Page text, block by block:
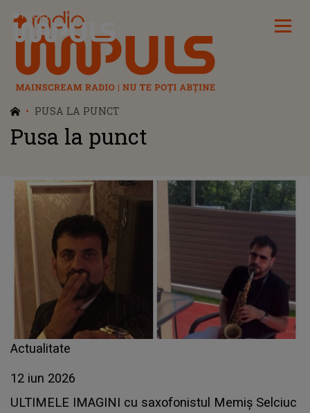
Radio Impuls
PUSA LA PUNCT
Pusa la punct
Actualitate
12 iun 2026
ULTIMELE IMAGINI cu saxofonistul Memiș Selciuc